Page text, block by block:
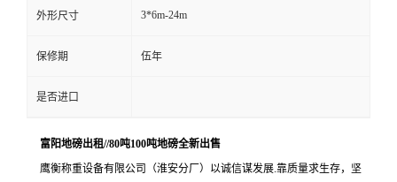
外形尺寸 3*6m-24m
保修期 伍年
是否进口
富阳地磅出租//80吨100吨地磅全新出售
鹰衡称重设备有限公司（淮安分厂）以诚信谋发展.靠质量求生存，坚